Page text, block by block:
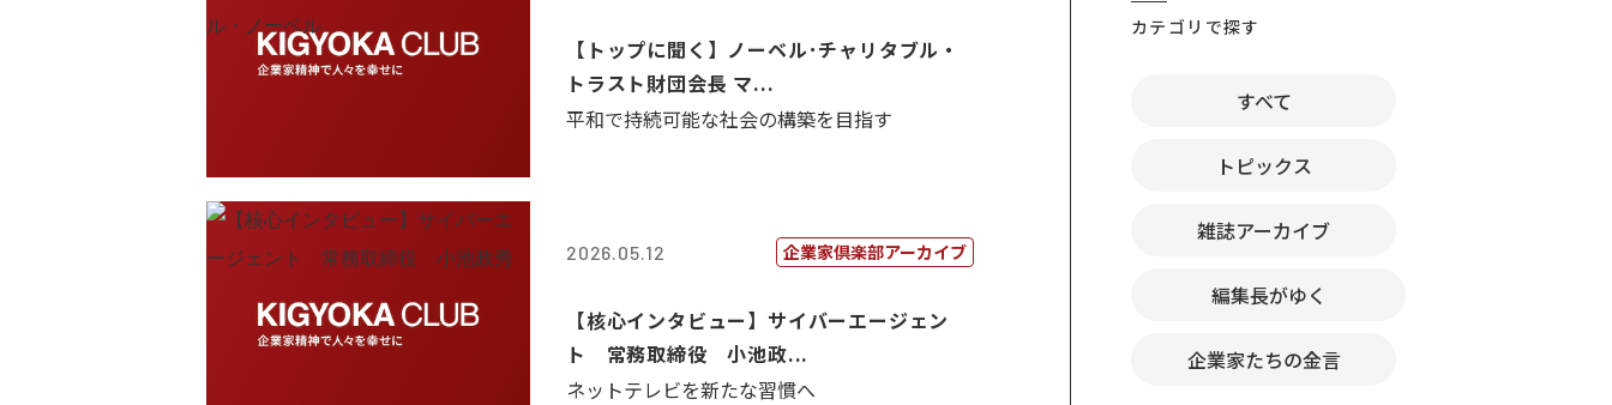
【トップに聞く】ノーベル･チャリタブル・
トラスト財団会長 マ...
平和で持続可能な社会の構築を目指す
2026.05.12 企業家倶楽部アーカイブ
【核心インタビュー】サイバーエージェン
ト 常務取締役 小池政...
ネットテレビを新たな習慣へ
カテゴリで探す
すべて
トピックス
雑誌アーカイブ
編集長がゆく
企業家たちの金言